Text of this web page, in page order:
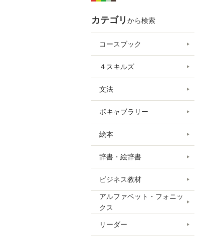
カテゴリ から検索
コースブック
４スキルズ
文法
ボキャブラリー
絵本
辞書・絵辞書
ビジネス教材
アルファベット・フォニッ
クス
リーダー